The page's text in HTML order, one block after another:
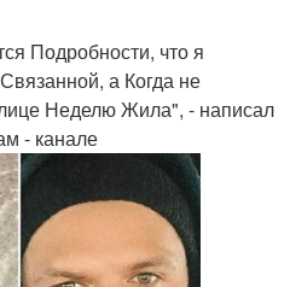
Подробности, что я
а Когда не
Неделю Жила", - написал
- канале